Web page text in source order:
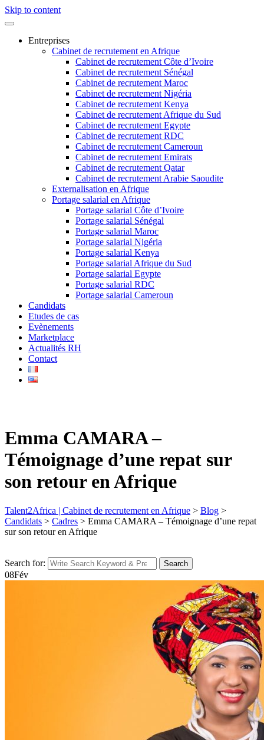
Skip to content
Entreprises
Cabinet de recrutement en Afrique
Cabinet de recrutement Côte d’Ivoire
Cabinet de recrutement Sénégal
Cabinet de recrutement Maroc
Cabinet de recrutement Nigéria
Cabinet de recrutement Kenya
Cabinet de recrutement Afrique du Sud
Cabinet de recrutement Egypte
Cabinet de recrutement RDC
Cabinet de recrutement Cameroun
Cabinet de recrutement Emirats
Cabinet de recrutement Qatar
Cabinet de recrutement Arabie Saoudite
Externalisation en Afrique
Portage salarial en Afrique
Portage salarial Côte d’Ivoire
Portage salarial Sénégal
Portage salarial Maroc
Portage salarial Nigéria
Portage salarial Kenya
Portage salarial Afrique du Sud
Portage salarial Egypte
Portage salarial RDC
Portage salarial Cameroun
Candidats
Etudes de cas
Evènements
Marketplace
Actualités RH
Contact
Emma CAMARA –
Témoignage d’une repat sur
son retour en Afrique
Talent2Africa | Cabinet de recrutement en Afrique > Blog >
Candidats > Cadres > Emma CAMARA – Témoignage d’une repat
sur son retour en Afrique
Search for: Search
08Fév